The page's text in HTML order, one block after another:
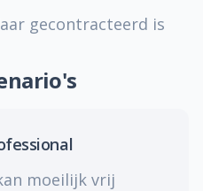
gecontracteerd is
moeilijk vrij